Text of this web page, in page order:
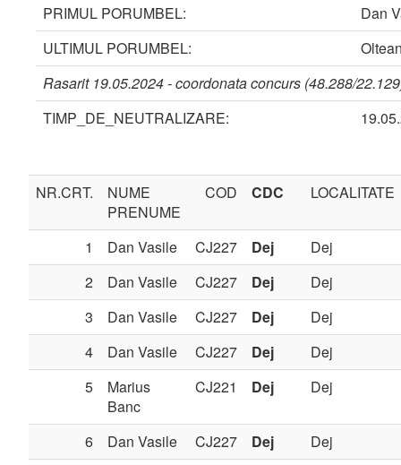
PRIMUL PORUMBEL:
Dan
ULTIMUL PORUMBEL:
Rasarit 19.05.2024 - coordonata concurs (48.288/
TIMP_DE_NEUTRALIZARE:
NR.CRT.
NUME
PRENUME
COD CDC LOCALITATE
1 Dan Vasile CJ227 Dej
Dej
2
Dan Vasile CJ227 Dej
Dej
3
Dan Vasile CJ227 Dej
Dej
4
Dan Vasile CJ227 Dej
Dej
5
Marius
Banc
CJ221 Dej Dej
6 Dan Vasile CJ227 Dej
Dej